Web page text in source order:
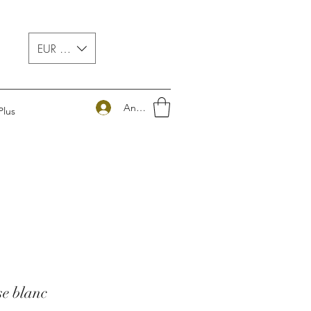
EUR (€)
Anmelden
blanc